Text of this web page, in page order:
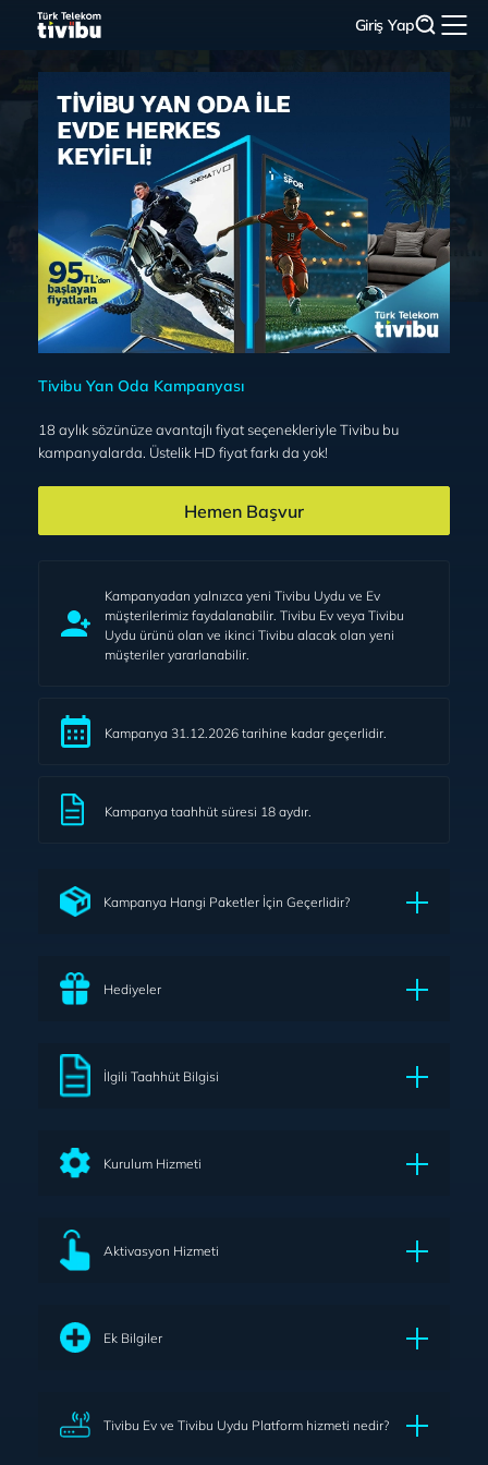
Giriş Yap
Tivibu Yan Oda Kampanyası
18 aylık sözünüze avantajlı fiyat seçenekleriyle Tivibu bu
kampanyalarda. Üstelik HD fiyat farkı da yok!
Hemen Başvur
Kampanyadan yalnızca yeni Tivibu Uydu ve Ev
müşterilerimiz faydalanabilir. Tivibu Ev veya Tivibu
Uydu ürünü olan ve ikinci Tivibu alacak olan yeni
müşteriler yararlanabilir.
Kampanya 31.12.2026 tarihine kadar geçerlidir.
Kampanya taahhüt süresi 18 aydır.
Kampanya Hangi Paketler İçin Geçerlidir?
Hediyeler
İlgili Taahhüt Bilgisi
Kurulum Hizmeti
Aktivasyon Hizmeti
Ek Bilgiler
Tivibu Ev ve Tivibu Uydu Platform hizmeti nedir?